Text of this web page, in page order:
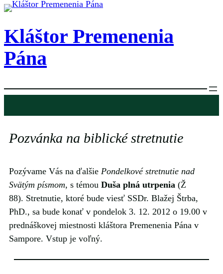
Prejsť
obsah
Kláštor Premenenia
Pána
Pozvánka na biblické stretnutie
Pozývame Vás na ďalšie Pondelkové stretnutie nad
Svätým písmom, s témou Duša plná utrpenia (Ž
88). Stretnutie, ktoré bude viesť SSDr. Blažej Štrba,
PhD., sa bude konať v pondelok 3. 12. 2012 o 19.00 v
prednáškovej miestnosti kláštora Premenenia Pána v
Sampore. Vstup je voľný.